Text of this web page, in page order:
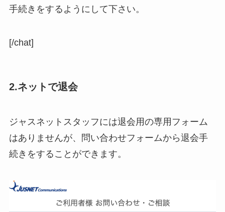
手続きをするようにして下さい。
[/chat]
2.ネットで退会
ジャスネットスタッフには退会用の専用フォーム
はありませんが、問い合わせフォームから退会手
続きをすることができます。